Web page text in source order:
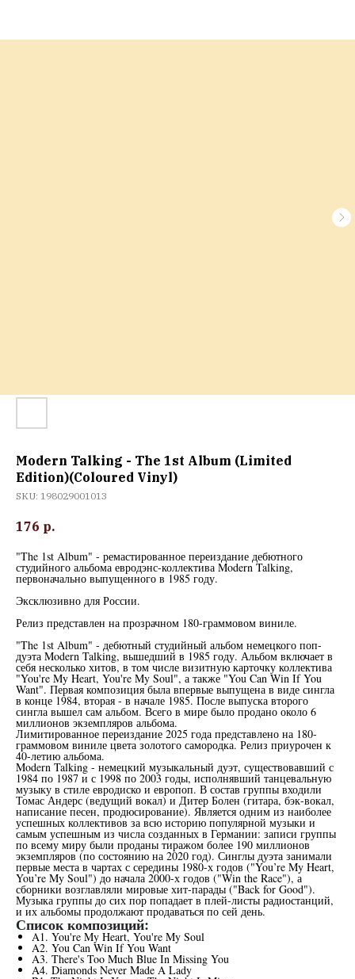
Modern Talking - The 1st Album (Limited
Edition)(Coloured Vinyl)
SKU: 198029001013
176 р.
"The 1st Album" - ремастированное переиздание дебютного
студийного альбома евродэнс-коллектива Modern Talking,
первоначально выпущенного в 1985 году.
Эксклюзивно для России.
Релиз представлен на прозрачном 180-граммовом виниле.
"The 1st Album" - дебютный студийный альбом немецкого поп-
дуэта Modern Talking, вышедший в 1985 году. Альбом включает в
себя несколько хитов, в том числе визитную карточку коллектива
"You're My Heart, You're My Soul", а также "You Can Win If You
Want". Первая композиция была впервые выпущена в виде сингла
в конце 1984, вторая - в начале 1985. После выпуска второго
сингла вышел сам альбом. Всего в мире было продано около 6
миллионов экземпляров альбома.
Лимитированное переиздание 2025 года представлено на 180-
граммовом виниле цвета золотого самородка. Релиз приурочен к
40-летию альбома.
Modern Talking - немецкий музыкальный дуэт, существовавший с
1984 по 1987 и с 1998 по 2003 годы, исполнявший танцевальную
музыку в стиле евродиско и европоп. В состав группы входили
Томас Андерс (ведущий вокал) и Дитер Болен (гитара, бэк-вокал,
написание песен, продюсирование). Является одним из наиболее
успешных коллективов за всю историю популярной музыки и
самым успешным из числа созданных в Германии: записи группы
по всему миру были проданы тиражом более 190 миллионов
экземпляров (по состоянию на 2020 год). Синглы дуэта занимали
первые места в чартах с середины 1980-х годов ("You’re My Heart,
You’re My Soul") до начала 2000-х годов ("Win the Race"), а
сборники возглавляли мировые хит-парады ("Back for Good").
Музыка группы до сих пор попадает в плей-листы радиостанций,
и их альбомы продолжают продаваться по сей день.
Список композиций:
A1. You're My Heart, You're My Soul
A2. You Can Win If You Want
A3. There's Too Much Blue In Missing You
A4. Diamonds Never Made A Lady